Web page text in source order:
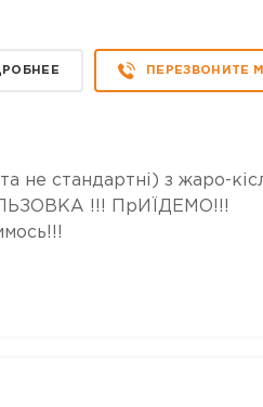
ПЕРЕЗВОНИТЕ
стандартні) з жаро-
!!! ПрИЇДЕМО!!!